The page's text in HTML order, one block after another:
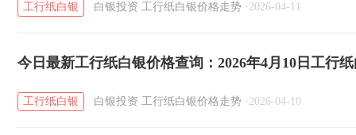
工行纸白银 白银投资 工行纸白银价格走势 · 2026-04-11
今日最新工行纸白银价格查询：2026年4月10日工行
工行纸白银 白银投资 工行纸白银价格走势 · 2026-04-10